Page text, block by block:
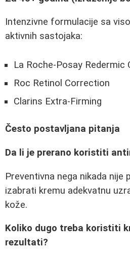
Intenzivne formulacije sa
aktivnih sastojaka:
La Roche-Posay Redermic
Roc Retinol Correction
Clarins Extra-Firming
Često postavljana pitanja
Da li je prerano koristiti
Preventivna nega nikada nije
izabrati kremu adekvatnu
kože.
Koliko dugo treba koristiti
rezultati?